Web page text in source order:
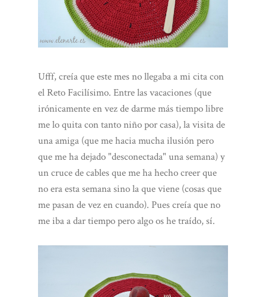
Ufff, creía que este mes no llegaba a mi cita con
el Reto Facilísimo. Entre las vacaciones (que
irónicamente en vez de darme más tiempo libre
me lo quita con tanto niño por casa), la visita de
una amiga (que me hacia mucha ilusión pero
que me ha dejado "desconectada" una semana) y
un cruce de cables que me ha hecho creer que
no era esta semana sino la que viene (cosas que
me pasan de vez en cuando). Pues creía que no
me iba a dar tiempo pero algo os he traído, sí.